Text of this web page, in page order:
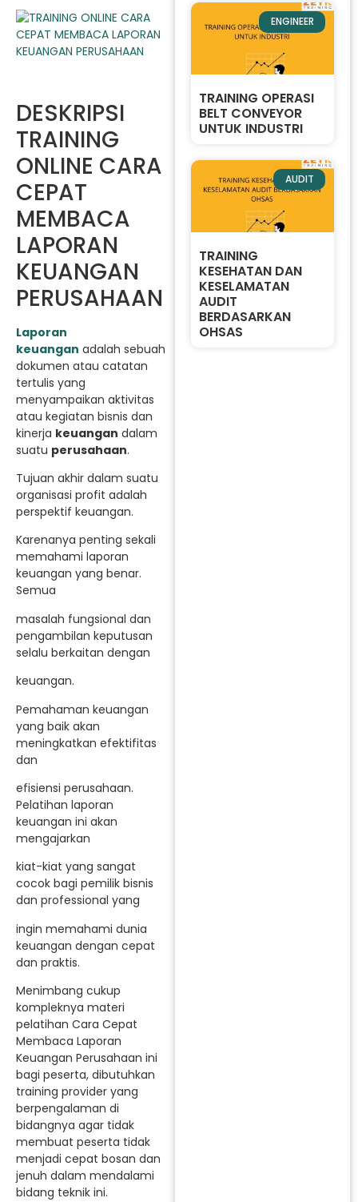
DESKRIPSI
TRAINING
ONLINE CARA
CEPAT
MEMBACA
LAPORAN
KEUANGAN
PERUSAHAAN
Laporan
keuangan adalah sebuah
dokumen atau catatan
tertulis yang
menyampaikan aktivitas
atau kegiatan bisnis dan
kinerja keuangan dalam
suatu perusahaan.
Tujuan akhir dalam suatu
organisasi profit adalah
perspektif keuangan.
Karenanya penting sekali
memahami laporan
keuangan yang benar.
Semua
masalah fungsional dan
pengambilan keputusan
selalu berkaitan dengan
keuangan.
Pemahaman keuangan
yang baik akan
meningkatkan efektifitas
dan
efisiensi perusahaan.
Pelatihan laporan
keuangan ini akan
mengajarkan
kiat-kiat yang sangat
cocok bagi pemilik bisnis
dan professional yang
ingin memahami dunia
keuangan dengan cepat
dan praktis.
Menimbang cukup
kompleknya materi
pelatihan Cara Cepat
Membaca Laporan
Keuangan Perusahaan ini
bagi peserta, dibutuhkan
training provider yang
berpengalaman di
bidangnya agar tidak
membuat peserta tidak
menjadi cepat bosan dan
jenuh dalam mendalami
bidang teknik ini.
ENGINEER
TRAINING OPERASI
BELT CONVEYOR
UNTUK INDUSTRI
AUDIT
TRAINING
KESEHATAN DAN
KESELAMATAN
AUDIT
BERDASARKAN
OHSAS